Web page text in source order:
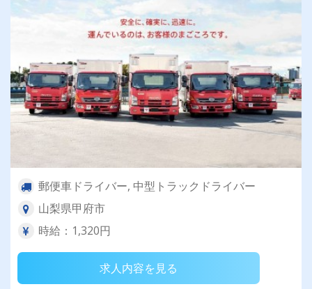
郵便車ドライバー, 中型トラックドライバー
山梨県甲府市
時給：1,320円
求人内容を見る